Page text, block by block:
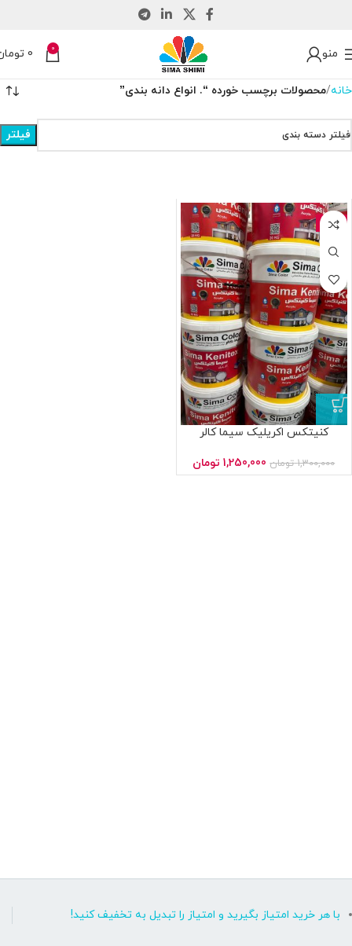
منو 0
0
خانه محصولات برچسب خورده “. انواع دانه بندی”
فیلتر دسته بندی فیلتر
-4%
کنیتکس اکریلیک سیما کالر
1,300,000 تومان 1,250,000 تومان
با هر خرید امتیاز بگیرید و امتیاز را تبدیل به تخفیف کنید!